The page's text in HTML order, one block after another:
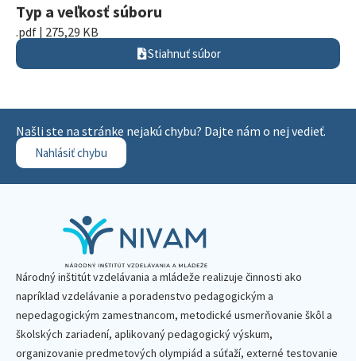
Typ a veľkosť súboru
.pdf | 275,29 KB
Stiahnuť súbor
Našli ste na stránke nejakú chybu? Dajte nám o nej vedieť.
Nahlásiť chybu
Národný inštitút vzdelávania a mládeže realizuje činnosti ako
napríklad vzdelávanie a poradenstvo pedagogickým a
nepedagogickým zamestnancom, metodické usmerňovanie škôl a
školských zariadení, aplikovaný pedagogický výskum,
organizovanie predmetových olympiád a súťaží, externé testovanie